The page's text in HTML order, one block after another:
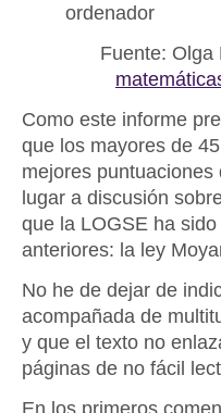
ordenador
Fuente: Olga
Como este informe
que los mayores de
mejores
lugar a discusión
que la LOGSE ha
anteriores: la ley
No he de dejar de
acompañada de
y que el texto no
páginas de no fácil
En los primeros